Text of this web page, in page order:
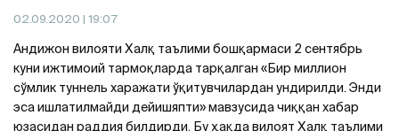
02.09.2020 | 19:07
Aндижон вилояти Халқ таълими бошқармаси 2 сентябрь
куни ижтимоий тармоқларда тарқалган «Бир миллион
сўмлик туннель харажати ўқитувчилардан ундирилди. Энди
эса ишлатилмайди дейишяпти» мавзусида чиққан хабар
юзасидан раддия билдирди. Бу ҳақда вилоят Халқ таълими